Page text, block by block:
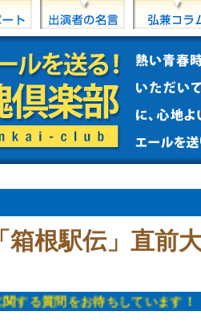
箱根駅伝」直前
質問をお待ちしています！ ／信越放